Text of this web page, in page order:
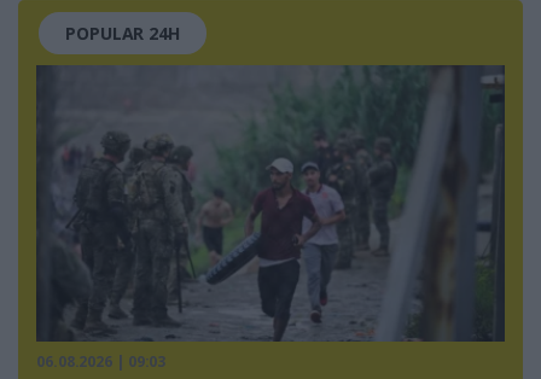
POPULAR 24H
06.08.2026 | 09:03